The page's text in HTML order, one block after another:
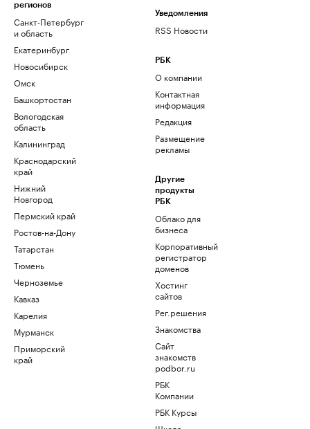
регионов
Санкт-Петербург
и область
Екатеринбург
Новосибирск
Омск
Башкортостан
Вологодская
область
Калининград
Краснодарский
край
Нижний
Новгород
Пермский край
Ростов-на-Дону
Татарстан
Тюмень
Черноземье
Кавказ
Карелия
Мурманск
Приморский
край
Уведомления
RSS Новости
РБК
О компании
Контактная
информация
Редакция
Размещение
рекламы
Другие
продукты
РБК
Облако для
бизнеса
Корпоративный
регистратор
доменов
Хостинг
сайтов
Рег.решения
Знакомства
Сайт
знакомств
podbor.ru
РБК
Компании
РБК Курсы